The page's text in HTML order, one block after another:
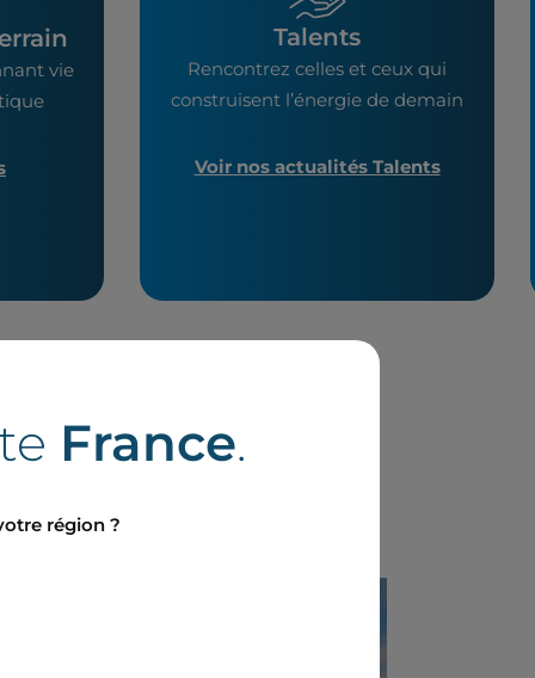
vie
Talents
Rencontrez celles et ceux qui
construisent l’énergie de demain
Voir nos actualités Talents
France.
région ?